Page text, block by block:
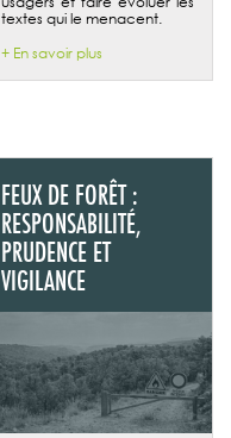
textes qui le menacent.
+ En savoir plus
FEUX DE FORÊT :
RESPONSABILITÉ,
PRUDENCE ET
VIGILANCE